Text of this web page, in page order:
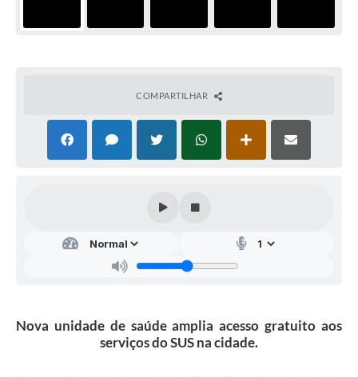
COMPARTILHAR
Nova unidade de saúde amplia acesso gratuito aos
serviços do SUS na cidade.